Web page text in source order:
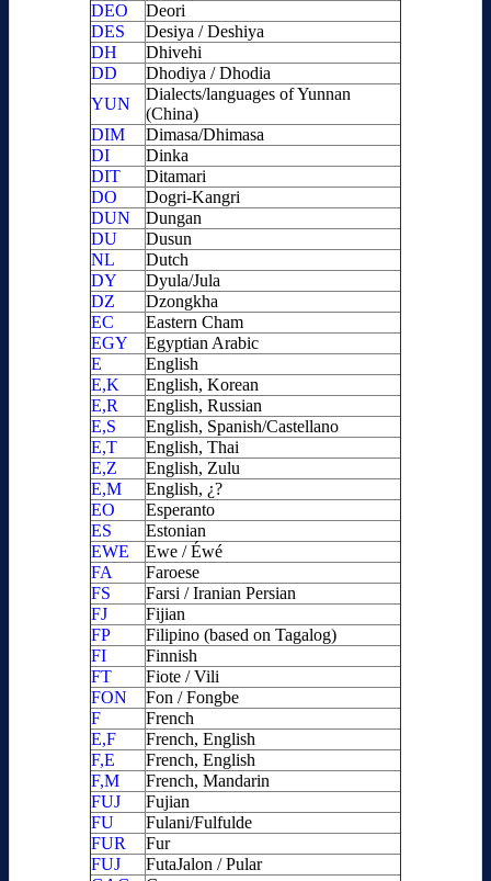
DEO
Deori
DES
Desiya / Deshiya
DH
Dhivehi
DD
Dhodiya / Dhodia
YUN
Dialects/languages of Yunnan
(China)
DIM
Dimasa/Dhimasa
DI
Dinka
DIT
Ditamari
DO
Dogri-Kangri
DUN
Dungan
DU
Dusun
NL
Dutch
DY
Dyula/Jula
DZ
Dzongkha
EC
Eastern Cham
EGY
Egyptian Arabic
E
English
E,K
English, Korean
E,R
English, Russian
E,S
English, Spanish/Castellano
E,T
English, Thai
E,Z
English, Zulu
E,M
English, ¿?
EO
Esperanto
ES
Estonian
EWE
Ewe / Éwé
FA
Faroese
FS
Farsi / Iranian Persian
FJ
Fijian
FP
Filipino (based on Tagalog)
FI
Finnish
FT
Fiote / Vili
FON
Fon / Fongbe
F
French
E,F
French, English
F,E
French, English
F,M
French, Mandarin
FUJ
Fujian
FU
Fulani/Fulfulde
FUR
Fur
FUJ
FutaJalon / Pular